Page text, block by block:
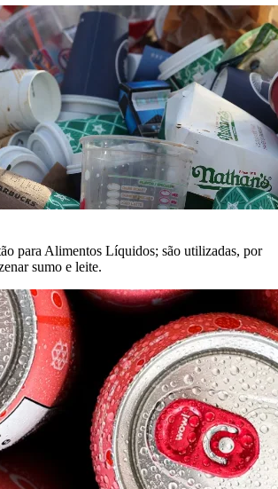
para Alimentos Líquidos; são utilizadas, por
sumo e leite.